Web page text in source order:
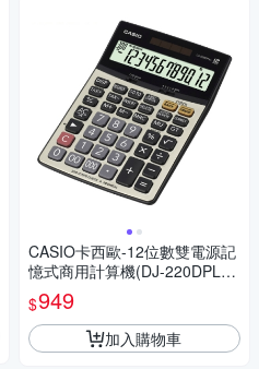
CASIO卡西歐-12位數雙電源記
憶式商用計算機(DJ-220DPLU
S)
$949
加入購物車